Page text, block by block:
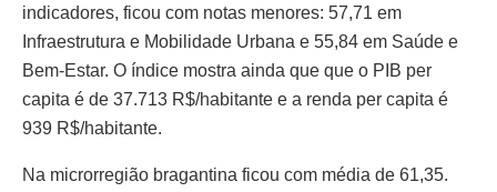
indicadores, ficou com notas menores: 57,71 em
Infraestrutura e Mobilidade Urbana e 55,84 em Saúde e
Bem-Estar. O índice mostra ainda que que o PIB per
capita é de 37.713 R$/habitante e a renda per capita é
939 R$/habitante.
Na microrregião bragantina ficou com média de 61,35.